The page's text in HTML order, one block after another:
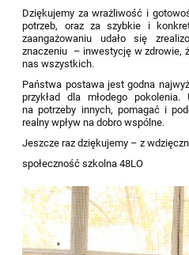
Dziękujemy za wrażliwość i
potrzeb, oraz za szybkie i
zaangażowaniu udało się
znaczeniu – inwestycję w zdrowie,
nas wszystkich.
Państwa postawa jest godna
przykład dla młodego
na potrzeby innych, pomagać i
realny wpływ na dobro wspólne.
Jeszcze raz dziękujemy – z
społeczność szkolna 48LO